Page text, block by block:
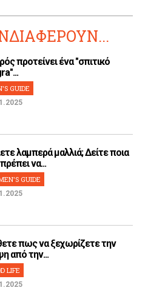
προτείνει ένα "σπιτικό
GUIDE
λαμπερά μαλλιά; Δείτε ποια
να...
GUIDE
πως να ξεχωρίζετε την
από την...
LIFE